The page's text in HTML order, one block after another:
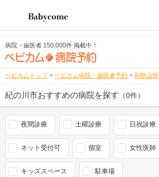
病院・歯医者 150,000件 掲載中！
ベビカムトップ > ベビカム病院・歯医者予約 > 和歌山県
紀の川市おすすめの病院を探す （0件）
夜間診療 土曜診療 日祝診療
ネット受付可 個室 女性医師
キッズスペース 駐車場